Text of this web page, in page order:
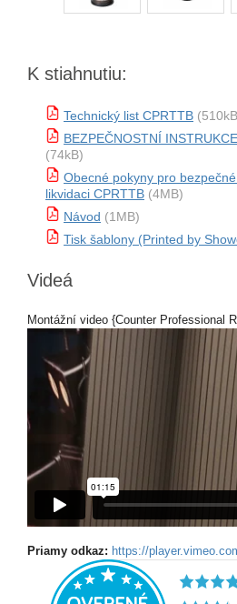
K stiahnutiu:
Technický list CPRTTB
BEZPEČNOSTNÍ
(74kB)
Obecné pokyny pro
likvidaci CPRTTB (4MB)
Návod (1MB)
Tisk šablony (Printed by
Videá
Montážní video {Counter Professional
Priamy odkaz: https://